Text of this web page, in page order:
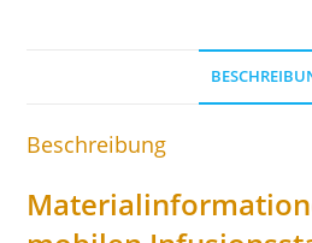
Beschreibung